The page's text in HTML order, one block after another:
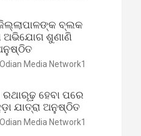
ଜିଲ୍ଲାପାଳଙ୍କ ବ୍ଲକ
ଅଭିଯୋଗ ଶୁଣାଣି
Odian Media Network1
ରଥାରୂଢ଼ ହେବା ପରେ
ଯାତ୍ରା ଅନୁଷ୍ଠିତ
Odian Media Network1